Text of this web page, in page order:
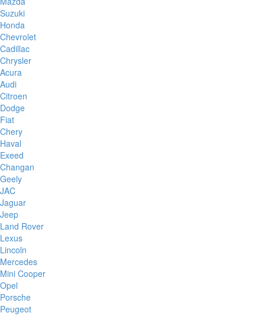
Suzuki
Honda
Chevrolet
Cadillac
Chrysler
Acura
Audi
Citroen
Dodge
Fiat
Chery
Haval
Exeed
Changan
Geely
JAC
Jaguar
Jeep
Land Rover
Lexus
Lincoln
Mercedes
Mini Cooper
Opel
Porsche
Peugeot